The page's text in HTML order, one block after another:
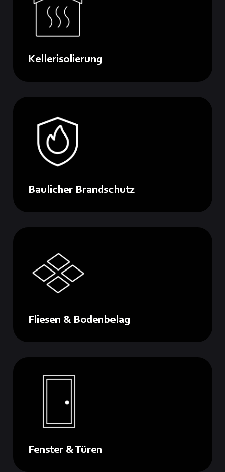
Kellerisolierung
Baulicher Brandschutz
Fliesen & Bodenbelag
Fenster & Türen